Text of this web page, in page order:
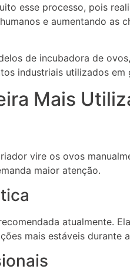
esse processo, pois
e aumentando as
de incubadora de
industriais utilizados em
Mais
vire os ovos
maior atenção.
atualmente.
mais estáveis durante